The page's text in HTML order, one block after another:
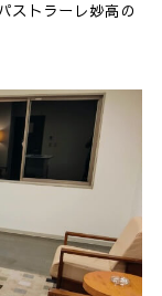
ストラーレ妙高の